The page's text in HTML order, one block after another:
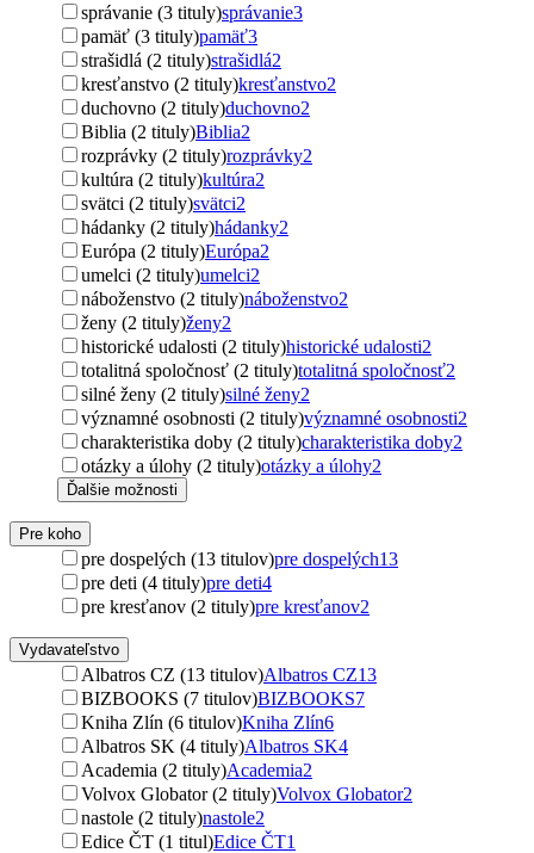
správanie (3 tituly)správanie3
pamäť (3 tituly)pamäť3
strašidlá (2 tituly)strašidlá2
kresťanstvo (2 tituly)kresťanstvo2
duchovno (2 tituly)duchovno2
Biblia (2 tituly)Biblia2
rozprávky (2 tituly)rozprávky2
kultúra (2 tituly)kultúra2
svätci (2 tituly)svätci2
hádanky (2 tituly)hádanky2
Európa (2 tituly)Európa2
umelci (2 tituly)umelci2
náboženstvo (2 tituly)náboženstvo2
ženy (2 tituly)ženy2
historické udalosti (2 tituly)historické udalosti2
totalitná spoločnosť (2 tituly)totalitná spoločnosť2
silné ženy (2 tituly)silné ženy2
významné osobnosti (2 tituly)významné osobnosti2
charakteristika doby (2 tituly)charakteristika doby2
otázky a úlohy (2 tituly)otázky a úlohy2
Ďalšie možnosti
Pre koho
pre dospelých (13 titulov)pre dospelých13
pre deti (4 tituly)pre deti4
pre kresťanov (2 tituly)pre kresťanov2
Vydavateľstvo
Albatros CZ (13 titulov)Albatros CZ13
BIZBOOKS (7 titulov)BIZBOOKS7
Kniha Zlín (6 titulov)Kniha Zlín6
Albatros SK (4 tituly)Albatros SK4
Academia (2 tituly)Academia2
Volvox Globator (2 tituly)Volvox Globator2
nastole (2 tituly)nastole2
Edice ČT (1 titul)Edice ČT1